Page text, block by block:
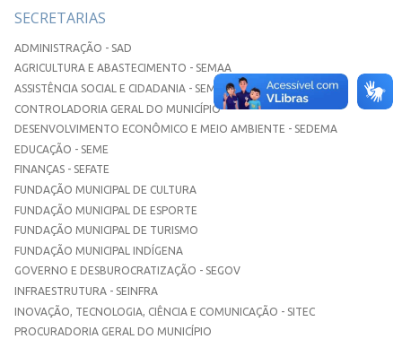
SECRETARIAS
ADMINISTRAÇÃO - SAD
AGRICULTURA E ABASTECIMENTO - SEMAA
ASSISTÊNCIA SOCIAL E CIDADANIA - SEMASC
CONTROLADORIA GERAL DO MUNICÍPIO
DESENVOLVIMENTO ECONÔMICO E MEIO AMBIENTE - SEDEMA
EDUCAÇÃO - SEME
FINANÇAS - SEFATE
FUNDAÇÃO MUNICIPAL DE CULTURA
FUNDAÇÃO MUNICIPAL DE ESPORTE
FUNDAÇÃO MUNICIPAL DE TURISMO
FUNDAÇÃO MUNICIPAL INDÍGENA
GOVERNO E DESBUROCRATIZAÇÃO - SEGOV
INFRAESTRUTURA - SEINFRA
INOVAÇÃO, TECNOLOGIA, CIÊNCIA E COMUNICAÇÃO - SITEC
PROCURADORIA GERAL DO MUNICÍPIO